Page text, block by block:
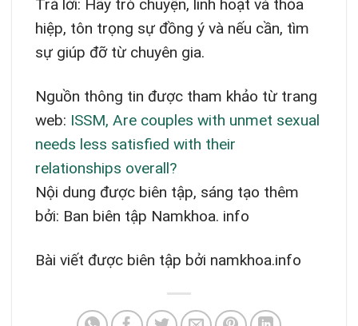
Trả lời: Hãy trò chuyện, linh hoạt và thỏa
hiệp, tôn trọng sự đồng ý và nếu cần, tìm
sự giúp đỡ từ chuyên gia.
Nguồn thông tin được tham khảo từ trang
web: ISSM, Are couples with unmet sexual
needs less satisfied with their
relationships overall?
Nội dung được biên tập, sáng tạo thêm
bởi: Ban biên tập Namkhoa. info
Bài viết được biên tập bởi namkhoa.info